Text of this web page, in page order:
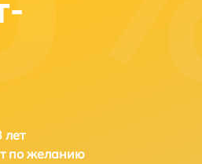
лет
по желанию